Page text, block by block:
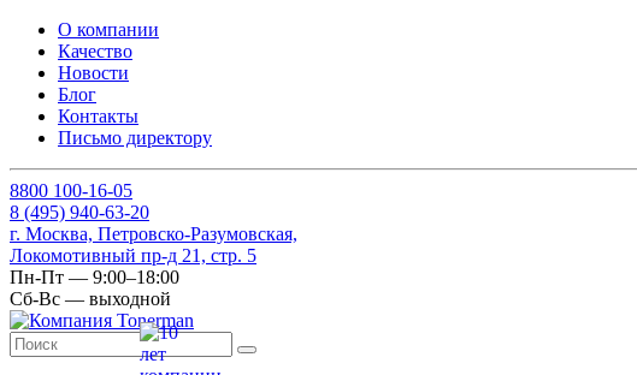
О компании
Качество
Новости
Блог
Контакты
Письмо директору
8800 100-16-05
8 (495) 940-63-20
г. Москва, Петровско-Разумовская,
Локомотивный пр-д 21, стр. 5
Пн-Пт — 9:00–18:00
Сб-Вс — выходной